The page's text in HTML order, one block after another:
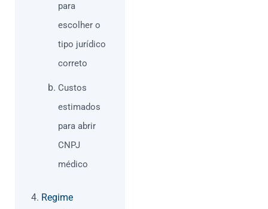
para
escolher o
tipo jurídico
correto
Custos
estimados
para abrir
CNPJ
médico
Regime